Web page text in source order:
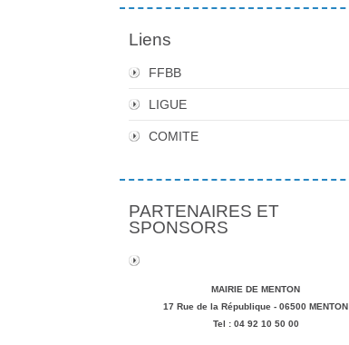
Liens
FFBB
LIGUE
COMITE
PARTENAIRES ET
SPONSORS
MAIRIE DE MENTON
17 Rue de la République - 06500 MENTON
Tel : 04 92 10 50 00